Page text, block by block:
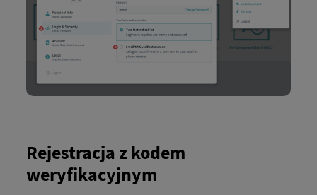
Rejestracja z kodem
weryfikacyjnym